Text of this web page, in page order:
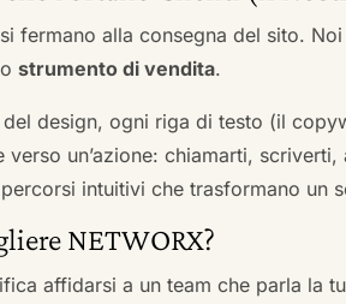
fermano alla consegna del sito.
strumento di vendita.
del design, ogni riga di testo (il
verso un’azione: chiamarti,
intuitivi che trasformano un
NETWORX?
affidarsi a un team che parla la